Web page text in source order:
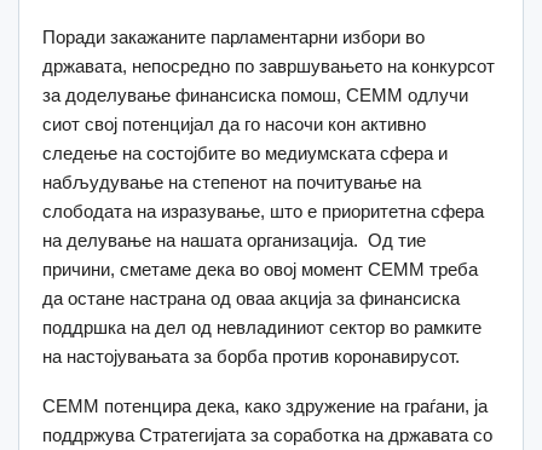
Поради закажаните парламентарни избори во
државата, непосредно по завршувањето на конкурсот
за доделување финансиска помош, СЕММ одлучи
сиот свој потенцијал да го насочи кон активно
следење на состојбите во медиумската сфера и
набљудување на степенот на почитување на
слободата на изразување, што е приоритетна сфера
на делување на нашата организација. Од тие
причини, сметаме дека во овој момент СЕММ треба
да остане настрана од оваа акција за финансиска
поддршка на дел од невладиниот сектор во рамките
на настојувањата за борба против коронавирусот.
СЕММ потенцира дека, како здружение на граѓани, ја
поддржува Стратегијата за соработка на државата со